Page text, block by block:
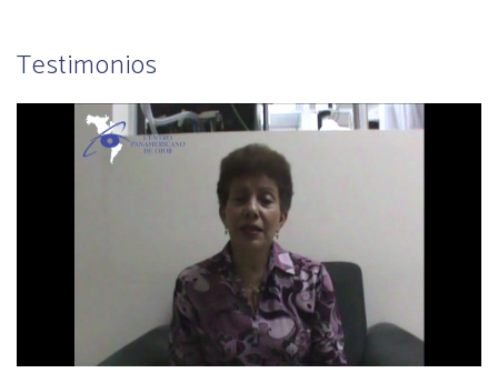
Testimonios